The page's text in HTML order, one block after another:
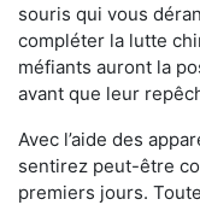
souris qui vous
compléter la lutte
méfiants auront la
avant que leur
Avec l’aide des
sentirez peut-être
premiers jours.